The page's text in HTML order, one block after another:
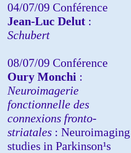
04/07/09 Conférence
Jean-Luc Delut :
Schubert
08/07/09 Conférence
Oury Monchi :
Neuroimagerie
fonctionnelle des
connexions fronto-
striatales : Neuroimaging
studies in Parkinson¹s